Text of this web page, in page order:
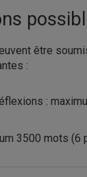
être
:
:
3500 mots (6